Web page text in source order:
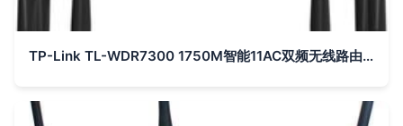
TP-Link TL-WDR7300 1750M智能11AC双频无线路由器 光纤宽带大户型的穿墙王之选